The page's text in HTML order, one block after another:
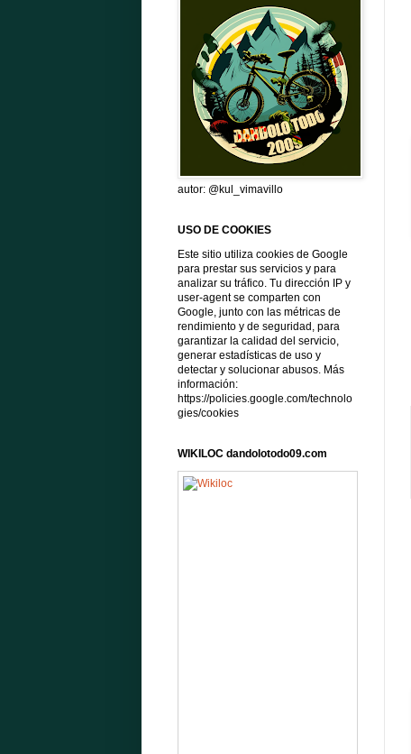
autor: @kul_vimavillo
USO DE COOKIES
Este sitio utiliza cookies de Google
para prestar sus servicios y para
analizar su tráfico. Tu dirección IP y
user-agent se comparten con
Google, junto con las métricas de
rendimiento y de seguridad, para
garantizar la calidad del servicio,
generar estadísticas de uso y
detectar y solucionar abusos. Más
información:
https://policies.google.com/technolo
gies/cookies
WIKILOC dandolotodo09.com